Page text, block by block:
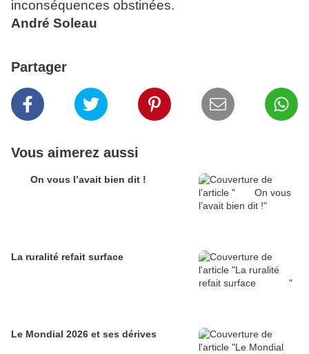
inconséquences obstinées.
André Soleau
Partager
Vous aimerez aussi
On vous l’avait bien dit !
Le Mondial 2026 et ses dérives